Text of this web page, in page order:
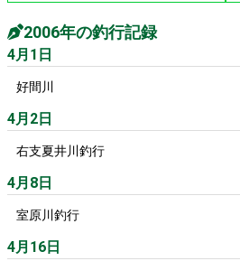
2006年の釣行記録
4月1日
好間川
4月2日
右支夏井川釣行
4月8日
室原川釣行
4月16日